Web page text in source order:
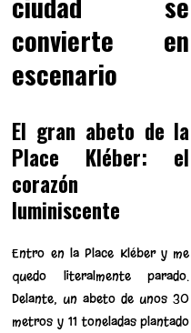
convierte en
escenario
El gran abeto de la
Place Kléber: el
corazón
luminiscente
Entro en la Place Kléber y me
quedo literalmente parado.
Delante, un abeto de unos 30
metros y 11 toneladas plantado